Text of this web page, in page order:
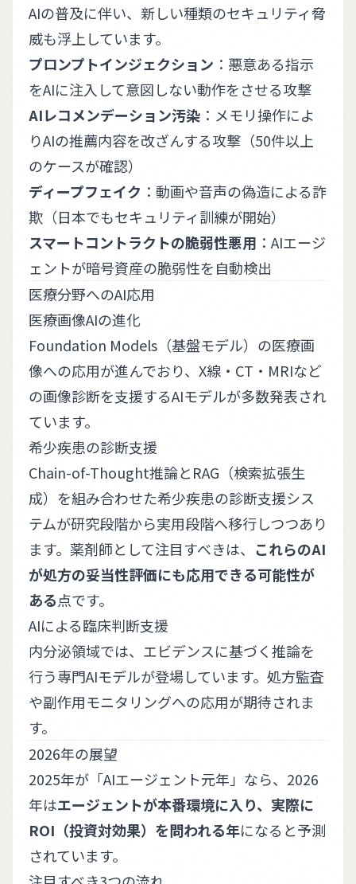
AIの普及に伴い、新しい種類のセキュリティ脅
威も浮上しています。
プロンプトインジェクション ：悪意ある指示
をAIに注入して意図しない動作をさせる攻撃
AIレコメンデーション汚染 ：メモリ操作によ
りAIの推薦内容を改ざんする攻撃（50件以上
のケースが確認）
ディープフェイク ：動画や音声の偽造による詐
欺（日本でもセキュリティ訓練が開始）
スマートコントラクトの脆弱性悪用 ：AIエージ
ェントが暗号資産の脆弱性を自動検出
医療分野へのAI応用
医療画像AIの進化
Foundation Models（基盤モデル）の医療画
像への応用が進んでおり、X線・CT・MRIなど
の画像診断を支援するAIモデルが多数発表され
ています。
希少疾患の診断支援
Chain-of-Thought推論とRAG（検索拡張生
成）を組み合わせた希少疾患の診断支援シス
テムが研究段階から実用段階へ移行しつつあり
ます。薬剤師として注目すべきは、 これらのAI
が処方の妥当性評価にも応用できる可能性が
ある点です。
AIによる臨床判断支援
内分泌領域では、エビデンスに基づく推論を
行う専門AIモデルが登場しています。処方監査
や副作用モニタリングへの応用が期待されま
す。
2026年の展望
2025年が「AIエージェント元年」なら、2026
年はエージェントが本番環境に入り、実際に
ROI（投資対効果）を問われる年になると予測
されています。